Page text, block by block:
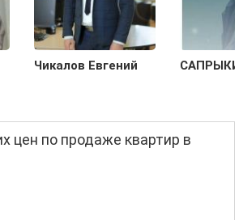
Чикалов Евгений
цен по продаже квартир в